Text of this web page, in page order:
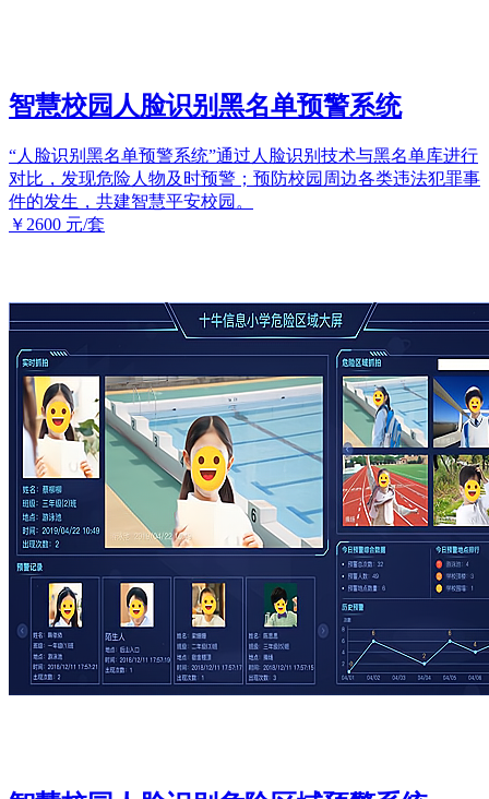
智慧校园人脸识别黑名单预警系统
“人脸识别黑名单预警系统”通过人脸识别技术与黑名单库进行
对比，发现危险人物及时预警；预防校园周边各类违法犯罪事
件的发生，共建智慧平安校园。
￥2600 元/套